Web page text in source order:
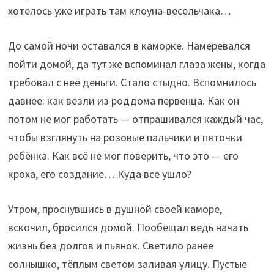
хотелось уже играть там клоуна-весельчака…
До самой ночи оставался в каморке. Намеревался
пойти домой, да тут же вспоминал глаза жены, когда
требовал с неё деньги. Стало стыдно. Вспомнилось
давнее: как везли из роддома первенца. Как он
потом не мог работать — отпрашивался каждый час,
чтобы взглянуть на розовые пальчики и пяточки
ребёнка. Как всё не мог поверить, что это — его
кроха, его создание… Куда всё ушло?
Утром, проснувшись в душной своей каморе,
вскочил, бросился домой. Пообещал ведь начать
жизнь без долгов и пьянок. Светило ранее
солнышко, тёплым светом заливая улицу. Пустые